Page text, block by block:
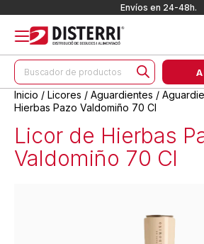
Envíos en 24-48h.
Búsqueda
de
productos
Inicio / Licores / Aguardientes /
Hierbas Pazo Valdomiño 70 Cl
Licor de Hierbas
Valdomiño 70 Cl